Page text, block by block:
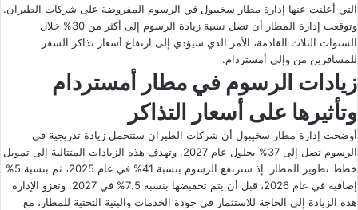
التي أعلنت عنها إدارة مطار سخيبول في الرسوم المفروضة على شركات الطيران.
وتوقعت إدارة المطار أن تصل نسبة زيادة الرسوم إلى أكثر من 30% خلال
السنوات الثلاث القادمة، الأمر الذي سيؤدي إلى ارتفاع أسعار تذاكر السفر
للمسافرين من وإلى أمستردام.
زيادات الرسوم في مطار أمستردام
وتأثيرها على أسعار التذاكر
أوضحت إدارة مطار سخيبول أن شركات الطيران ستتحمل زيادة تدريجية في
الرسوم تصل إلى 37% بحلول عام 2027. وتهدف هذه الزيادات المتتالية إلى تمويل
خطط تطوير المطار. إذ سترتفع الرسوم بنسبة 41% في عام 2025، ثم بنسبة 5%
إضافية في عام 2026، قبل أن يتم تخفيضها بنسبة 7.5% في 2027. وتعزو الإدارة
هذه الزيادة إلى الحاجة للاستثمار في جودة الخدمات والبنية التحتية للمطار، مع